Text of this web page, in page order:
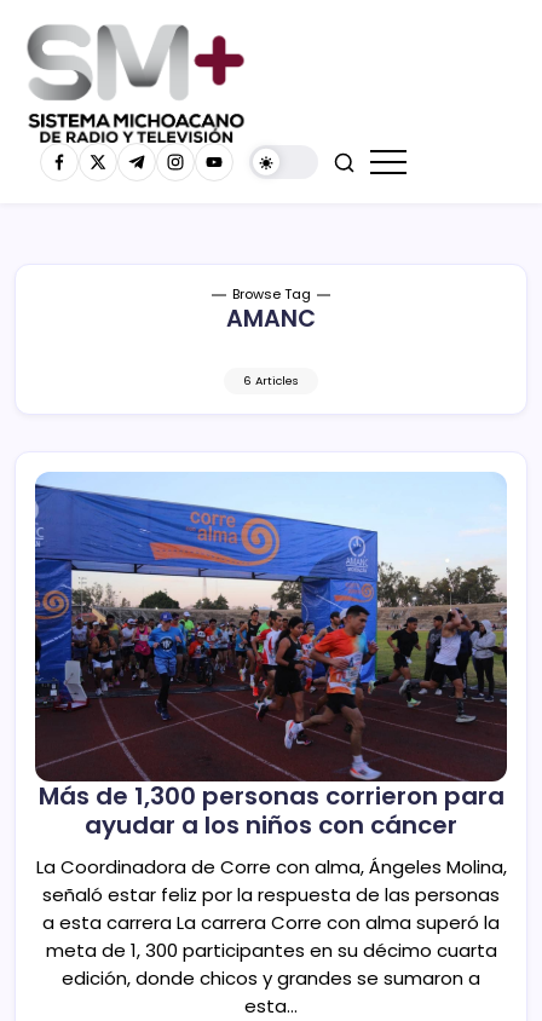
Browse Tag
AMANC
6 Articles
Más de 1,300 personas corrieron para
ayudar a los niños con cáncer
La Coordinadora de Corre con alma, Ángeles Molina,
señaló estar feliz por la respuesta de las personas
a esta carrera La carrera Corre con alma superó la
meta de 1, 300 participantes en su décimo cuarta
edición, donde chicos y grandes se sumaron a
esta…